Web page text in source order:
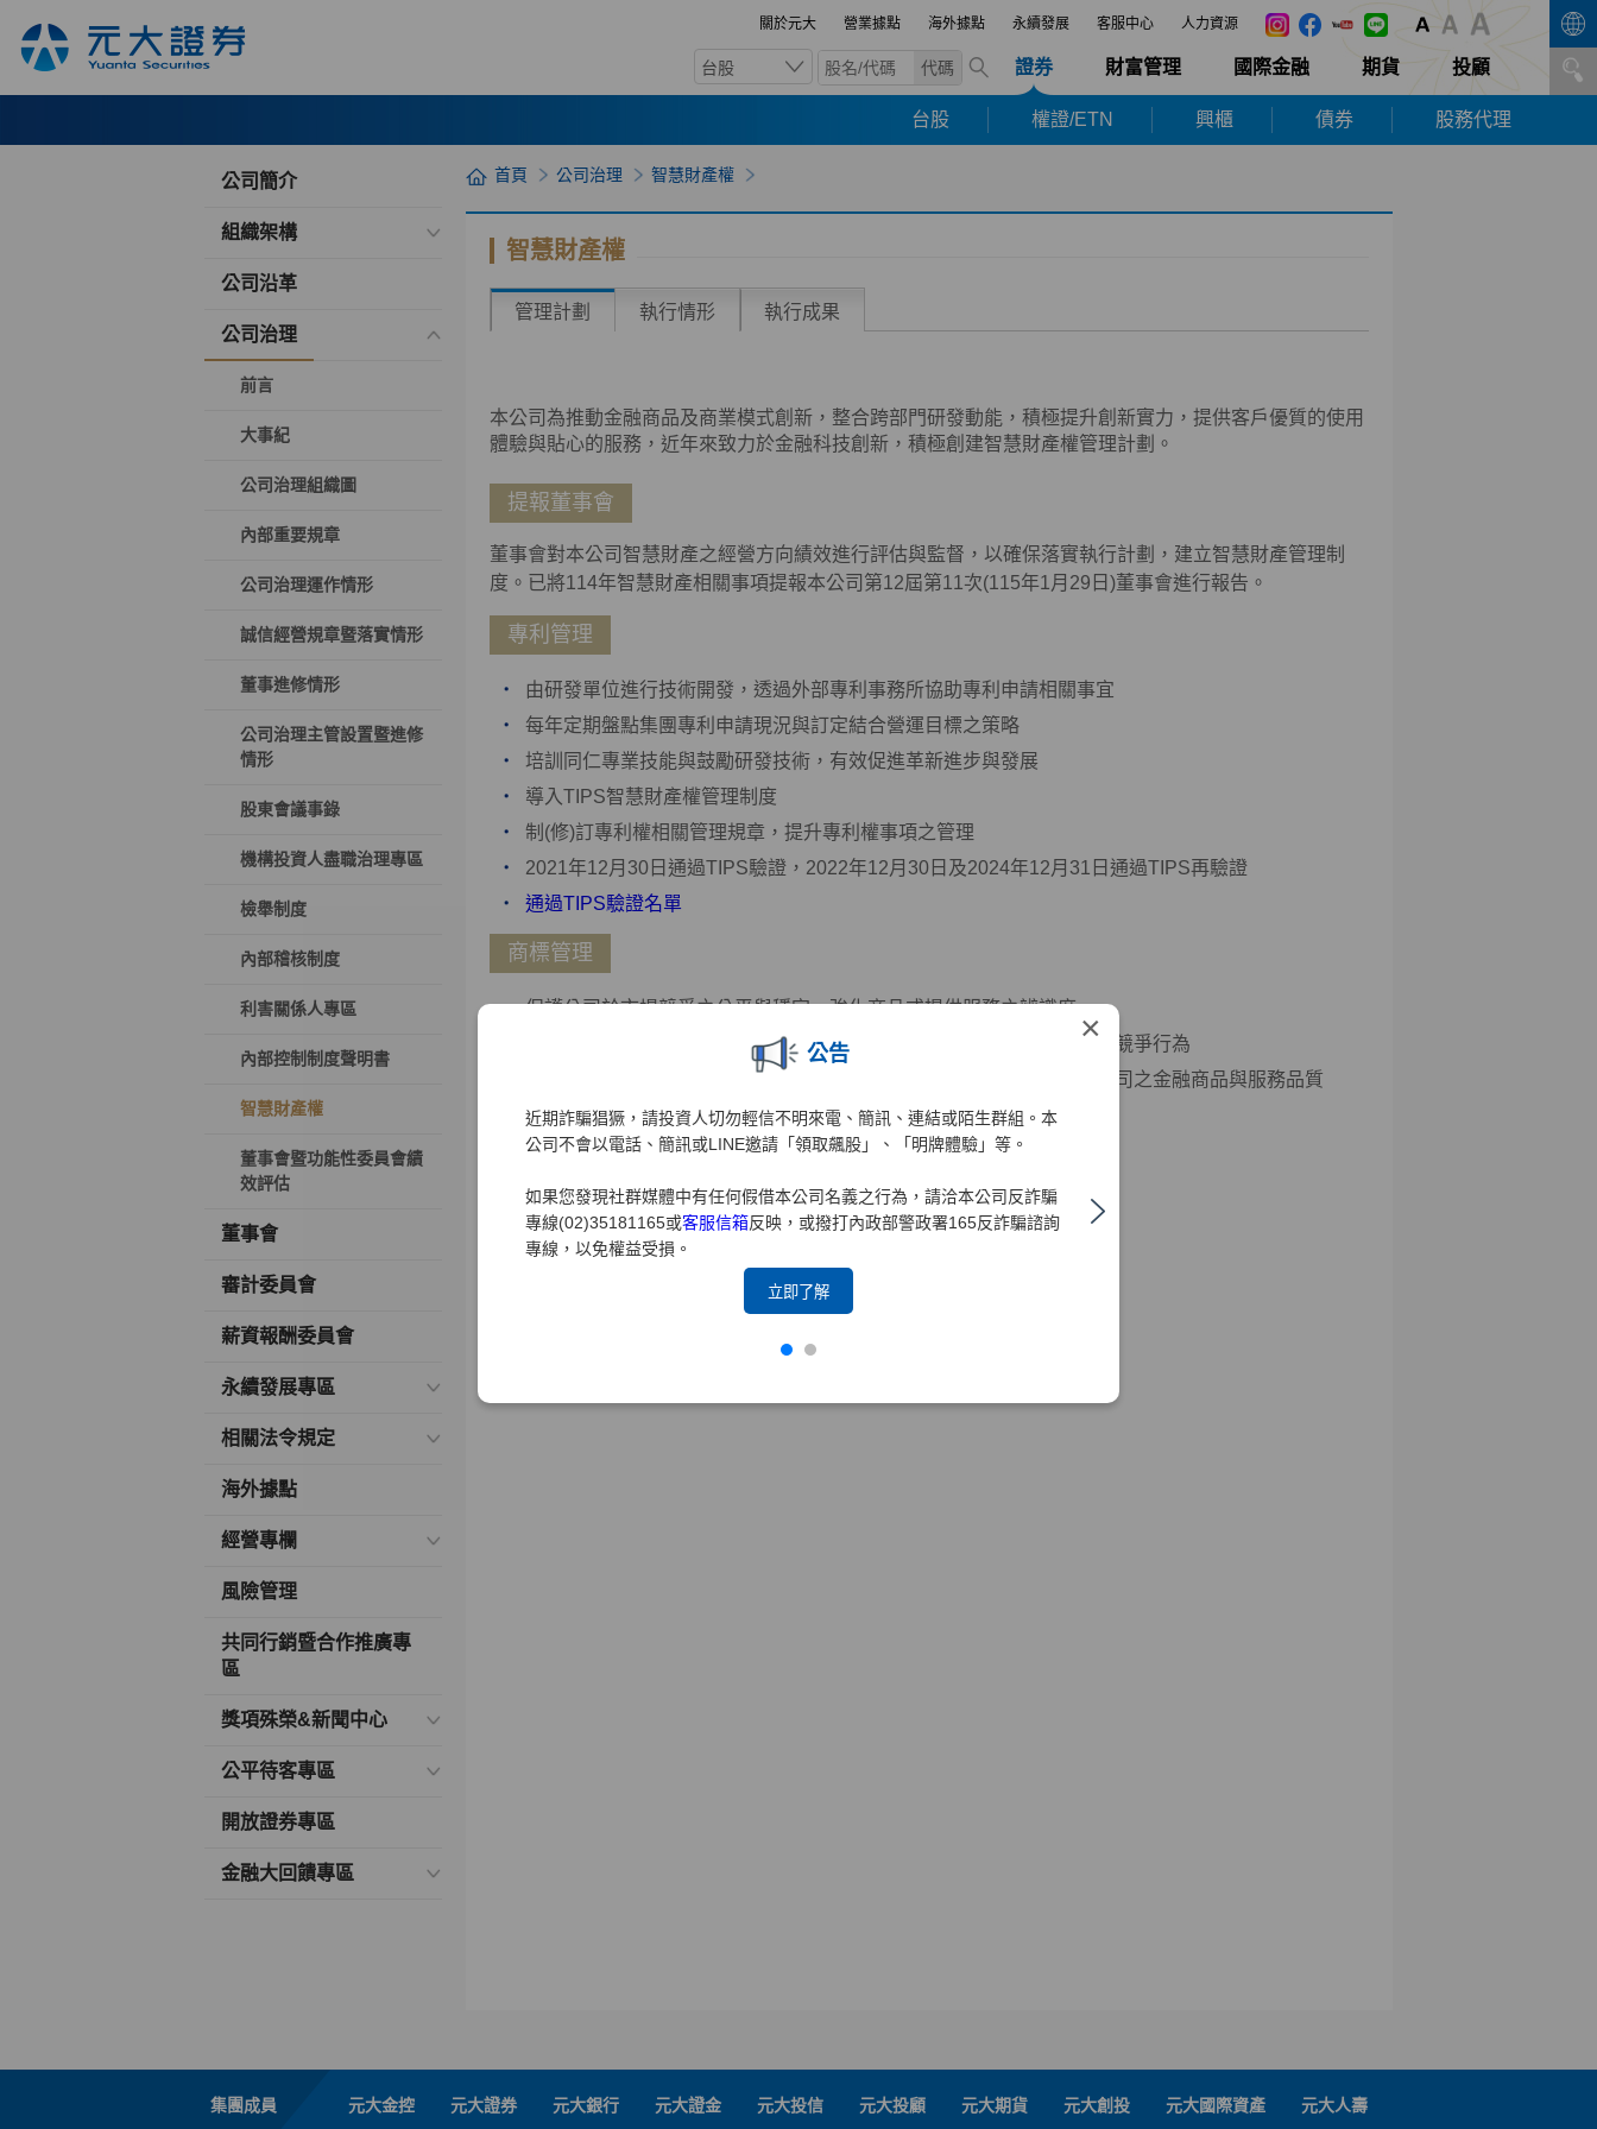
關於元大 營業據點 海外據點 永續發展 客服中心 人力資源
台股 代碼 證券 財富管理 國際金融 期貨 投顧
台股 權證/ETN 興櫃 債券 股務代理
×
公告
近期詐騙猖獗，請投資人切勿輕信不明來電、簡訊、連結或陌生群組。本
公司不會以電話、簡訊或LINE邀請「領取飆股」、「明牌體驗」等。
如果您發現社群媒體中有任何假借本公司名義之行為，請洽本公司反詐騙
專線(02)35181165或客服信箱反映，或撥打內政部警政署165反詐騙諮詢
專線，以免權益受損。
立即了解
公司簡介
組織架構
公司沿革
公司治理
前言
大事紀
公司治理組織圖
內部重要規章
公司治理運作情形
誠信經營規章暨落實情形
董事進修情形
公司治理主管設置暨進修
情形
股東會議事錄
機構投資人盡職治理專區
檢舉制度
內部稽核制度
利害關係人專區
內部控制制度聲明書
智慧財產權
董事會暨功能性委員會績
效評估
董事會
審計委員會
薪資報酬委員會
永續發展專區
相關法令規定
海外據點
經營專欄
風險管理
共同行銷暨合作推廣專
區
獎項殊榮&新聞中心
公平待客專區
開放證券專區
金融大回饋專區
首頁 公司治理 智慧財產權
智慧財產權
管理計劃 執行情形 執行成果
本公司為推動金融商品及商業模式創新，整合跨部門研發動能，積極提升創新實力，提供客戶優質的使用
體驗與貼心的服務，近年來致力於金融科技創新，積極創建智慧財產權管理計劃。
提報董事會
董事會對本公司智慧財產之經營方向績效進行評估與監督，以確保落實執行計劃，建立智慧財產管理制
度。已將114年智慧財產相關事項提報本公司第12屆第11次(115年1月29日)董事會進行報告。
專利管理
由研發單位進行技術開發，透過外部專利事務所協助專利申請相關事宜
每年定期盤點集團專利申請現況與訂定結合營運目標之策略
培訓同仁專業技能與鼓勵研發技術，有效促進革新進步與發展
導入TIPS智慧財產權管理制度
制(修)訂專利權相關管理規章，提升專利權事項之管理
2021年12月30日通過TIPS驗證，2022年12月30日及2024年12月31日通過TIPS再驗證
通過TIPS驗證名單
商標管理
保護公司於市場競爭之公平與穩定，強化商品或提供服務之辨識度
避免客戶混淆誤認，維護本公司商標權權利及消費者利益，防止不公平競爭行為
取得商標權後，得以排除他人以相同或近似商標侵害本公司，表彰本公司之金融商品與服務品質
集團成員 元大金控 元大證券 元大銀行 元大證金 元大投信 元大投顧 元大期貨 元大創投 元大國際資產 元大人壽